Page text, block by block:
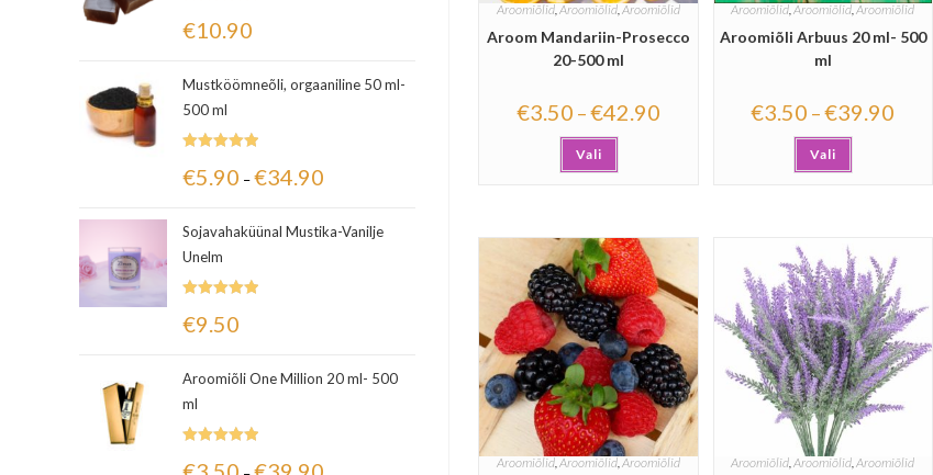
Aroomiõlid,Aroomiõlid,Aroomiõlid
Aroom Mandariin-Prosecco
20-500 ml
€3.50 –€42.90
Vali
Aroomiõlid,Aroomiõlid,Aroomiõlid
Aroomiõli Arbuus 20 ml- 500
ml
€3.50 –€39.90
Vali
Aroomiõlid,Aroomiõlid,Aroomiõlid Aroomiõlid,Aroomiõlid,Aroomiõlid
5.00/ 5
€10.90
Mustköömneõli, orgaaniline 50 ml-
500 ml
5.00 / 5
€5.90 –€34.90
Sojavahaküünal Mustika-Vanilje
Unelm
5.00 / 5
€9.50
Aroomiõli One Million 20 ml- 500
ml